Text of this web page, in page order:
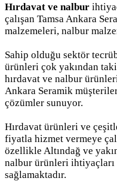
Hırdavat ve nalbur
çalışan Tamsa Ankara
malzemeleri, nalbur
Sahip olduğu sektör
ürünleri çok yakından
hırdavat ve nalbur
Ankara Seramik
çözümler sunuyor.
Hırdavat ürünleri ve
fiyatla hizmet vermeye
özellikle Altındağ ve
nalbur ürünleri
sağlamaktadır.